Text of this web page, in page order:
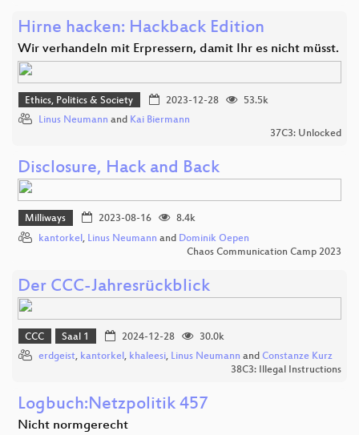
Hirne hacken: Hackback Edition
Wir verhandeln mit Erpressern, damit Ihr es nicht müsst.
Ethics, Politics & Society 2023-12-28
53.5k
Linus Neumann and Kai Biermann
37C3: Unlocked
Disclosure, Hack and Back
Milliways 2023-08-16
8.4k
kantorkel, Linus Neumann and Dominik Oepen
Chaos Communication Camp 2023
Der CCC-Jahresrückblick
CCC Saal 1 2024-12-28
30.0k
erdgeist, kantorkel, khaleesi, Linus Neumann and Constanze Kurz
38C3: Illegal Instructions
Logbuch:Netzpolitik 457
Nicht normgerecht